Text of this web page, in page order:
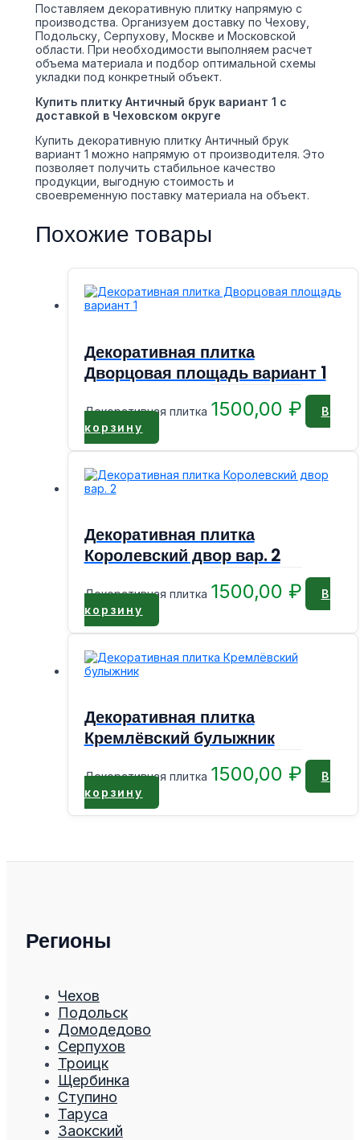
Поставляем декоративную плитку напрямую с
производства. Организуем доставку по Чехову,
Подольску, Серпухову, Москве и Московской
области. При необходимости выполняем расчет
объема материала и подбор оптимальной схемы
укладки под конкретный объект.
Купить плитку Античный брук вариант 1 с
доставкой в Чеховском округе
Купить декоративную плитку Античный брук
вариант 1 можно напрямую от производителя. Это
позволяет получить стабильное качество
продукции, выгодную стоимость и
своевременную поставку материала на объект.
Похожие товары
Декоративная плитка
Дворцовая площадь вариант 1
Декоративная плитка 1500,00 ₽
В
корзину
Декоративная плитка
Королевский двор вар. 2
Декоративная плитка 1500,00 ₽
В
корзину
Декоративная плитка
Кремлёвский булыжник
Декоративная плитка 1500,00 ₽
В
корзину
Регионы
Чехов
Подольск
Домодедово
Серпухов
Троицк
Щербинка
Ступино
Таруса
Заокский